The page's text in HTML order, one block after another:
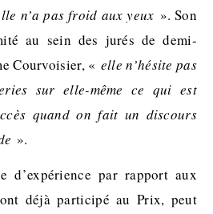
n’a pas froid aux yeux ». Son
au sein des jurés de demi-
Courvoisier, « elle n’hésite pas
sur elle-même ce qui est
quand on fait un discours
».
d’expérience par rapport aux
déjà participé au Prix, peut